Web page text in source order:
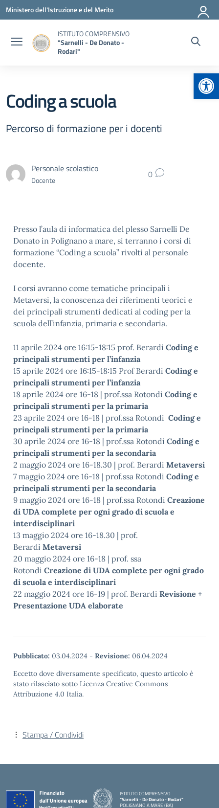
Vai ai contenuti
Vai al menu di navigazione
Vai al footer
Ministero dell'Istruzione e del Merito
ISTITUTO COMPRENSIVO
"Sarnelli - De Donato -
Rodari"
Coding a scuola
Percorso di formazione per i docenti
Personale scolastico
Docente 0
Presso l’aula di informatica del plesso Sarnelli De
Donato in Polignano a mare, si terranno i corsi di
formazione “Coding a scuola” rivolti al personale
docente.
I corsi avranno come tematiche principali i
Metaversi, la conoscenza dei riferimenti teorici e
dei principali strumenti dedicati al coding per la
scuola dell’infanzia, primaria e secondaria.
11 aprile 2024 ore 16:15-18:15 prof. Berardi Coding e
principali strumenti per l’infanzia
15 aprile 2024 ore 16:15-18:15 Prof Berardi Coding e
principali strumenti per l’infanzia
18 aprile 2024 ore 16-18 | prof.ssa Rotondi Coding e
principali strumenti per la primaria
23 aprile 2024 ore 16-18 | prof.ssa Rotondi Coding e
principali strumenti per la primaria
30 aprile 2024 ore 16-18 | prof.ssa Rotondi Coding e
principali strumenti per la secondaria
2 maggio 2024 ore 16-18.30 | prof. Berardi Metaversi
7 maggio 2024 ore 16-18 | prof.ssa Rotondi Coding e
principali strumenti per la secondaria
9 maggio 2024 ore 16-18 | prof.ssa Rotondi Creazione
di UDA complete per ogni grado di scuola e
interdisciplinari
13 maggio 2024 ore 16-18.30 | prof.
Berardi Metaversi
20 maggio 2024 ore 16-18 | prof. ssa
Rotondi Creazione di UDA complete per ogni grado
di scuola e interdisciplinari
22 maggio 2024 ore 16-19 | prof. Berardi Revisione +
Presentazione UDA elaborate
Pubblicato: 03.04.2024 - Revisione: 06.04.2024
Eccetto dove diversamente specificato, questo articolo è
stato rilasciato sotto Licenza Creative Commons
Attribuzione 4.0 Italia.
Stampa / Condividi
ISTITUTO COMPRENSIVO
"Sarnelli - De Donato - Rodari"
POLIGNANO A MARE (BA)